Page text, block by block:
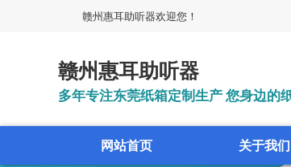
赣州惠耳助听器欢迎您！
赣州惠耳助听器
多年专注东莞纸箱定制生产 您身边的
网站首页 关于我们